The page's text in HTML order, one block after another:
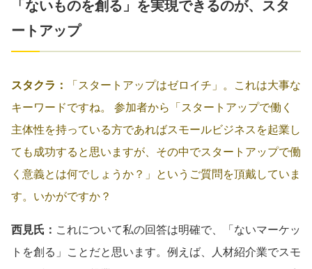
「ないものを創る」を実現できるのが、スタ
ートアップ
スタクラ：
「スタートアップはゼロイチ」。これは大事な
キーワードですね。 参加者から「スタートアップで働く
主体性を持っている方であればスモールビジネスを起業し
ても成功すると思いますが、その中でスタートアップで働
く意義とは何でしょうか？」というご質問を頂戴していま
す。いかがですか？
西見氏： これについて私の回答は明確で、「ないマーケッ
トを創る」ことだと思います。例えば、人材紹介業でスモ